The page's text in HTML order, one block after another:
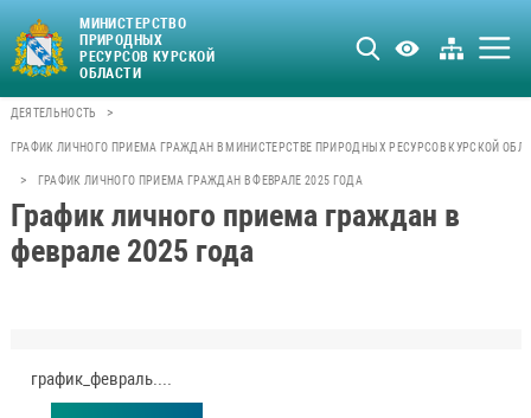
МИНИСТЕРСТВО
ПРИРОДНЫХ
РЕСУРСОВ КУРСКОЙ
ОБЛАСТИ
ДЕЯТЕЛЬНОСТЬ >
ГРАФИК ЛИЧНОГО ПРИЕМА ГРАЖДАН В МИНИСТЕРСТВЕ ПРИРОДНЫХ РЕСУРСОВ КУРСКОЙ
> ГРАФИК ЛИЧНОГО ПРИЕМА ГРАЖДАН В ФЕВРАЛЕ 2025 ГОДА
График личного приема граждан в
феврале 2025 года
график_февраль.pdf